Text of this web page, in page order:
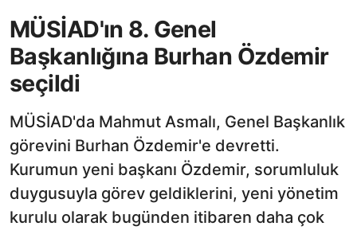
MÜSİAD'ın 8. Genel
Başkanlığına Burhan Özdemir
seçildi
MÜSİAD'da Mahmut Asmalı, Genel Başkanlık
görevini Burhan Özdemir'e devretti.
Kurumun yeni başkanı Özdemir, sorumluluk
duygusuyla görev geldiklerini, yeni yönetim
kurulu olarak bugünden itibaren daha çok